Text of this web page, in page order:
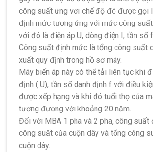
công suất ứng với chế độ đó được gọi
định mức tương ứng với mức công
với đó là điện áp U, dòng điện I, tần số
Công suất định mức là tổng công suất
xuất quy định trong hồ sơ máy.
Máy biến áp này có thể tải liên tục khi
định ( U), tần số danh định f với điều
được xếp hạng và khi đó tuổi thọ của
tương đương với khoảng 20 năm.
Đối với MBA 1 pha và 2 pha, công suất
công suất của cuộn dây và tổng công
cuộn dây.